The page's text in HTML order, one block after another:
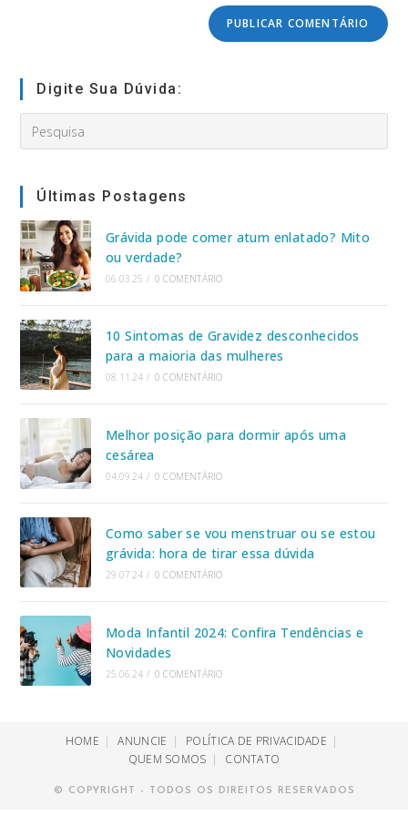
(opcional)
Digite Sua Dúvida:
this
Últimas Postagens
Grávida pode comer atum enlatado? Mito
ou verdade?
06.03.25 / 0 COMENTÁRIO
10 Sintomas de Gravidez desconhecidos
para a maioria das mulheres
08.11.24 / 0 COMENTÁRIO
Melhor posição para dormir após uma
cesárea
04.09.24 / 0 COMENTÁRIO
Como saber se vou menstruar ou se estou
grávida: hora de tirar essa dúvida
29.07.24 / 0 COMENTÁRIO
Moda Infantil 2024: Confira Tendências e
Novidades
25.06.24 / 0 COMENTÁRIO
HOME ANUNCIE
POLÍTICA DE PRIVACIDADE
QUEM SOMOS
CONTATO
© COPYRIGHT - TODOS OS DIREITOS RESERVADOS